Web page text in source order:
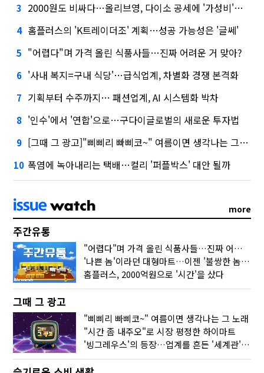
3 2000원도 비싸다…올리브영, 다이소 공세에 '가성비'로 맞불
4 홈플러스의 'K트레이더조' 계획…성공 가능성은 '글쎄'
5 "어렵다"며 가격 올린 식품사들…진짜 어려운 거 맞아?
6 '사내 복지=구내 식당'…급식업계, 차별화 경쟁 본격화
7 기획부터 수주까지… 패션업계, AI 시스템화 박차
8 '인수'에서 '연합'으로…구다이글로벌의 새로운 투자법
9 [그때 그 광고]"삐삐리 빠삐코~" 여름이면 생각나는 그 노래
10 폭염에 녹아내리는 택배…컬리 '퍼플박스' 대안 될까
more
주간유통
"어렵다"며 가격 올린 식품사들…진짜 어려운 거 맞아?
'나쁜 놈'이라던 대형마트…이젠 '불쌍한 놈' 됐다
홈플러스, 2000억원으로 '시간'을 샀다
그때 그 광고
"삐삐리 빠삐코~" 여름이면 생각나는 그 노래
"시간 좀 내주오"로 시장 평정한 하이마트
'빙그레우스'의 등장…업계를 흔든 '세계관' 마케팅